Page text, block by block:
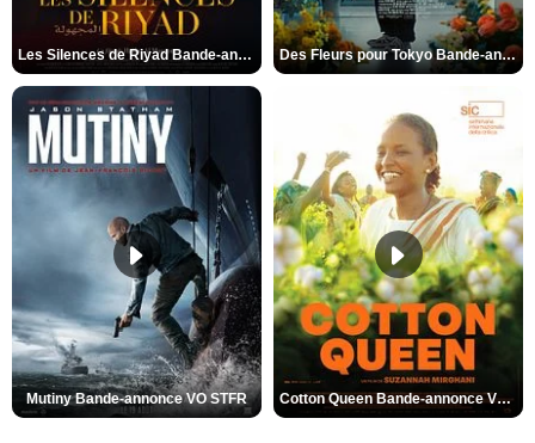
Les Silences de Riyad Bande-annonce VO STFR Des Fleurs pour Tokyo Bande-annonce VO STFR
Mutiny Bande-annonce VO STFR Cotton Queen Bande-annonce VO STFR